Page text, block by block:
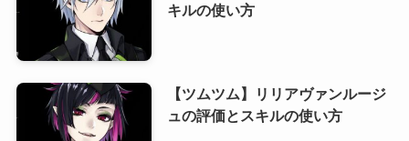
キルの使い方
【ツムツム】リリアヴァンルージ
ュの評価とスキルの使い方